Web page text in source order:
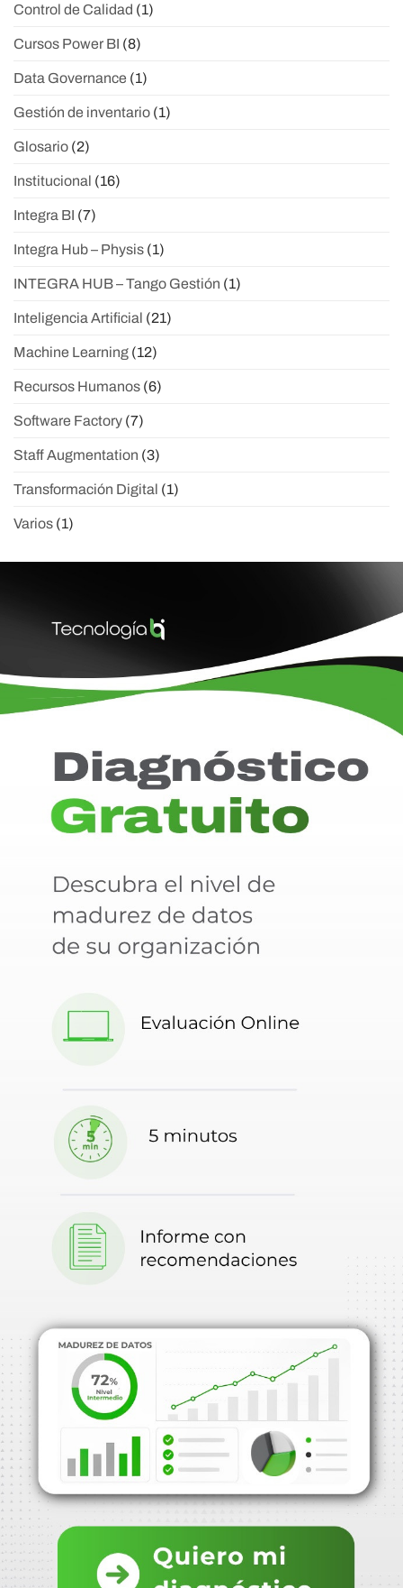
Control de Calidad (1)
Cursos Power BI (8)
Data Governance (1)
Gestión de inventario (1)
Glosario (2)
Institucional (16)
Integra BI (7)
Integra Hub – Physis (1)
INTEGRA HUB – Tango Gestión (1)
Inteligencia Artificial (21)
Machine Learning (12)
Recursos Humanos (6)
Software Factory (7)
Staff Augmentation (3)
Transformación Digital (1)
Varios (1)